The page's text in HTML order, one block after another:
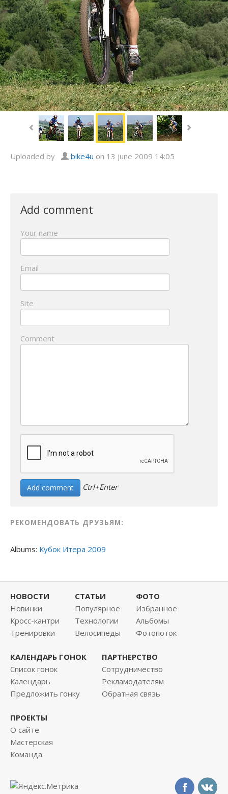
Uploaded by bike4u on 13 june 2009 14:05
Add comment
Your name
Email
Site
Comment
Ctrl+Enter
РЕКОМЕНДОВАТЬ ДРУЗЬЯМ:
Albums: Кубок Итера 2009
НОВОСТИ
Новинки
Кросс-кантри
Тренировки
СТАТЬИ
Популярное
Технологии
Велосипеды
ФОТО
Избранное
Альбомы
Фотопоток
КАЛЕНДАРЬ ГОНОК
Список гонок
Календарь
Предложить гонку
ПАРТНЕРСТВО
Сотрудничество
Рекламодателям
Обратная связь
ПРОЕКТЫ
О сайте
Мастерская
Команда